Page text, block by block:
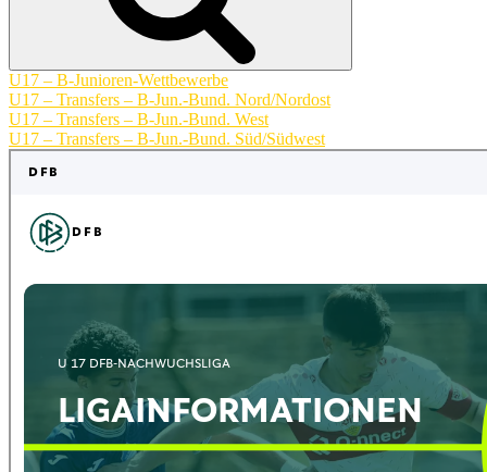
U17 – B-Junioren-Wettbewerbe
U17 – Transfers – B-Jun.-Bund. Nord/Nordost
U17 – Transfers – B-Jun.-Bund. West
U17 – Transfers – B-Jun.-Bund. Süd/Südwest